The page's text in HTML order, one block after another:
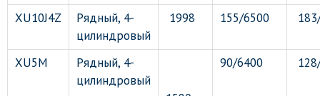
XU10J4Z
Рядный, 4-
цилиндровый
1998 155/6500
XU5M
Рядный, 4-
цилиндровый
90/6400